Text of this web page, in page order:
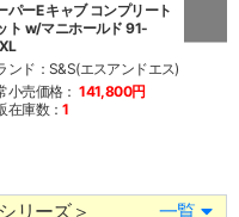
パーE キャブ コンプリート
ト w/マニホールド 91-
ンド：S&S(エスアンドエス)
小売価格： 141,800円
在庫数：1
84BT
リーズ＞ 一覧